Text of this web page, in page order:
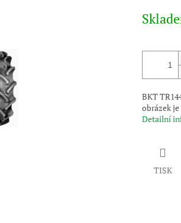
cena:
BKT
obrázek
Detailní
TISK